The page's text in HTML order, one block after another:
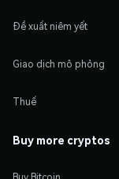
Đề xuất niêm yết
Giao dịch mô phỏng
Thuế
Buy more cryptos